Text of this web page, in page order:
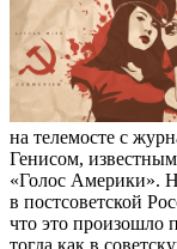
на телемосте с
Генисом,
«Голос Америки».
в постсоветской
что это произошло